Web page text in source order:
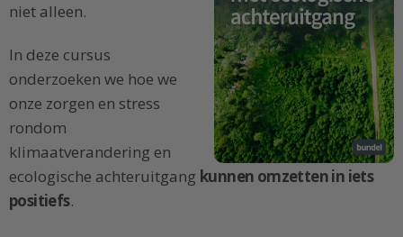
niet alleen.
In deze cursus
onderzoeken we hoe we
onze zorgen en stress
rondom
klimaatverandering en
ecologische achteruitgang kunnen omzetten in iets
positiefs.